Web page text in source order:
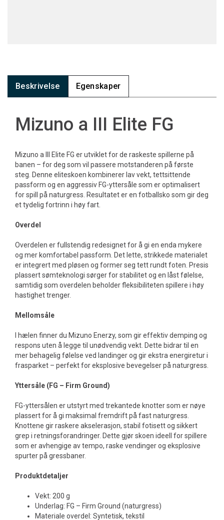
Beskrivelse Egenskaper
Mizuno a III Elite FG
Mizuno a III Elite FG er utviklet for de raskeste spillerne på
banen – for deg som vil passere motstanderen på første
steg. Denne eliteskoen kombinerer lav vekt, tettsittende
passform og en aggressiv FG-yttersåle som er optimalisert
for spill på naturgress. Resultatet er en fotballsko som gir deg
et tydelig fortrinn i høy fart.
Overdel
Overdelen er fullstendig redesignet for å gi en enda mykere
og mer komfortabel passform. Det lette, strikkede materialet
er integrert med pløsen og former seg tett rundt foten. Presis
plassert sømteknologi sørger for stabilitet og en låst følelse,
samtidig som overdelen beholder fleksibiliteten spillere i høy
hastighet trenger.
Mellomsåle
I hælen finner du Mizuno Enerzy, som gir effektiv demping og
respons uten å legge til unødvendig vekt. Dette bidrar til en
mer behagelig følelse ved landinger og gir ekstra energiretur i
frasparket – perfekt for eksplosive bevegelser på naturgress.
Yttersåle (FG – Firm Ground)
FG-yttersålen er utstyrt med trekantede knotter som er nøye
plassert for å gi maksimal fremdrift på fast naturgress.
Knottene gir raskere akselerasjon, stabil fotisett og sikkert
grep i retningsforandringer. Dette gjør skoen ideell for spillere
som er avhengige av tempo, raske vendinger og eksplosive
spurter på gressbaner.
Produktdetaljer
Vekt: 200 g
Underlag: FG – Firm Ground (naturgress)
Materiale overdel: Syntetisk, tekstil